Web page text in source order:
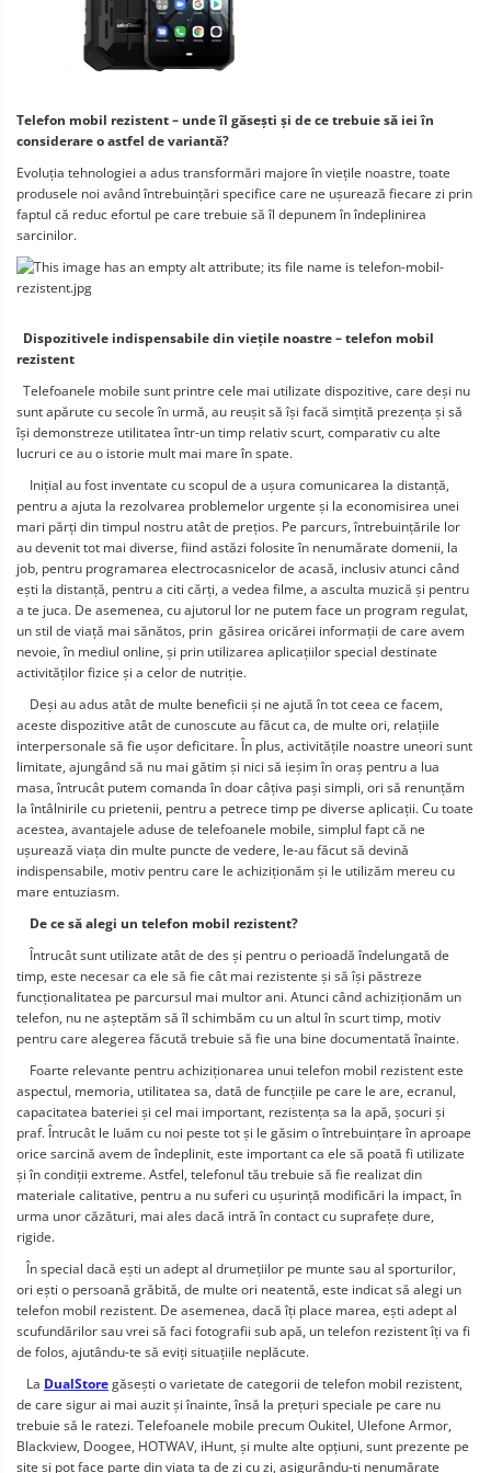
Telefon mobil rezistent – unde îl găsești și de ce trebuie să iei în
considerare o astfel de variantă?
Evoluția tehnologiei a adus transformări majore în viețile noastre, toate
produsele noi având întrebuințări specifice care ne ușurează fiecare zi prin
faptul că reduc efortul pe care trebuie să îl depunem în îndeplinirea
sarcinilor.
Dispozitivele indispensabile din viețile noastre – telefon mobil
rezistent
Telefoanele mobile sunt printre cele mai utilizate dispozitive, care deși nu
sunt apărute cu secole în urmă, au reușit să își facă simțită prezența și să
își demonstreze utilitatea într-un timp relativ scurt, comparativ cu alte
lucruri ce au o istorie mult mai mare în spate.
Inițial au fost inventate cu scopul de a ușura comunicarea la distanță,
pentru a ajuta la rezolvarea problemelor urgente și la economisirea unei
mari părți din timpul nostru atât de prețios. Pe parcurs, întrebuințările lor
au devenit tot mai diverse, fiind astăzi folosite în nenumărate domenii, la
job, pentru programarea electrocasnicelor de acasă, inclusiv atunci când
ești la distanță, pentru a citi cărți, a vedea filme, a asculta muzică și pentru
a te juca. De asemenea, cu ajutorul lor ne putem face un program regulat,
un stil de viață mai sănătos, prin  găsirea oricărei informații de care avem
nevoie, în mediul online, și prin utilizarea aplicațiilor special destinate
activităților fizice și a celor de nutriție.
Deși au adus atât de multe beneficii și ne ajută în tot ceea ce facem,
aceste dispozitive atât de cunoscute au făcut ca, de multe ori, relațiile
interpersonale să fie ușor deficitare. În plus, activitățile noastre uneori sunt
limitate, ajungând să nu mai gătim și nici să ieșim în oraș pentru a lua
masa, întrucât putem comanda în doar câțiva pași simpli, ori să renunțăm
la întâlnirile cu prietenii, pentru a petrece timp pe diverse aplicații. Cu toate
acestea, avantajele aduse de telefoanele mobile, simplul fapt că ne
ușurează viața din multe puncte de vedere, le-au făcut să devină
indispensabile, motiv pentru care le achiziționăm și le utilizăm mereu cu
mare entuziasm.
De ce să alegi un telefon mobil rezistent?
Întrucât sunt utilizate atât de des și pentru o perioadă îndelungată de
timp, este necesar ca ele să fie cât mai rezistente și să își păstreze
funcționalitatea pe parcursul mai multor ani. Atunci când achiziționăm un
telefon, nu ne așteptăm să îl schimbăm cu un altul în scurt timp, motiv
pentru care alegerea făcută trebuie să fie una bine documentată înainte.
Foarte relevante pentru achiziționarea unui telefon mobil rezistent este
aspectul, memoria, utilitatea sa, dată de funcțiile pe care le are, ecranul,
capacitatea bateriei și cel mai important, rezistența sa la apă, șocuri și
praf. Întrucât le luăm cu noi peste tot și le găsim o întrebuințare în aproape
orice sarcină avem de îndeplinit, este important ca ele să poată fi utilizate
și în condiții extreme. Astfel, telefonul tău trebuie să fie realizat din
materiale calitative, pentru a nu suferi cu ușurință modificări la impact, în
urma unor căzături, mai ales dacă intră în contact cu suprafețe dure,
rigide.
În special dacă ești un adept al drumețiilor pe munte sau al sporturilor,
ori ești o persoană grăbită, de multe ori neatentă, este indicat să alegi un
telefon mobil rezistent. De asemenea, dacă îți place marea, ești adept al
scufundărilor sau vrei să faci fotografii sub apă, un telefon rezistent îți va fi
de folos, ajutându-te să eviți situațiile neplăcute.
La DualStore găsești o varietate de categorii de telefon mobil rezistent,
de care sigur ai mai auzit și înainte, însă la prețuri speciale pe care nu
trebuie să le ratezi. Telefoanele mobile precum Oukitel, Ulefone Armor,
Blackview, Doogee, HOTWAV, iHunt, și multe alte opțiuni, sunt prezente pe
site și pot face parte din viața ta de zi cu zi, asigurându-ți nenumărate